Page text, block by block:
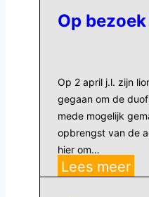
Op
Op 2 april j.l. zijn
gegaan om de
mede mogelijk
opbrengst van de
hier om…
Lees meerOp